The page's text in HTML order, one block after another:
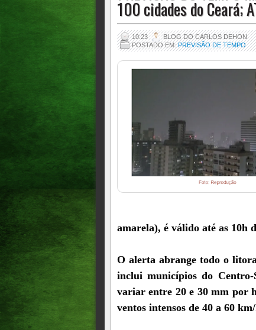
100 cidades do Ceará;
10:23
BLOG DO CARLOS DEHON
POSTADO EM:PREVISÃO DE TEMPO
amarela), é válido até as 10h
O alerta abrange todo o
inclui municípios do Centro-
variar entre 20 e 30 mm por
ventos intensos de 40 a 60